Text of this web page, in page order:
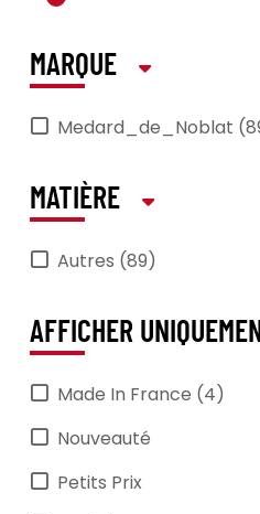
MARQUE
Medard_de_Noblat
MATIÈRE
Autres (89)
AFFICHER
Made In France (4)
Nouveauté
Petits Prix